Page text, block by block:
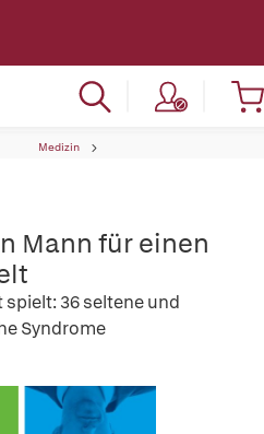
Medizin
Mann für einen
36 seltene und
Syndrome